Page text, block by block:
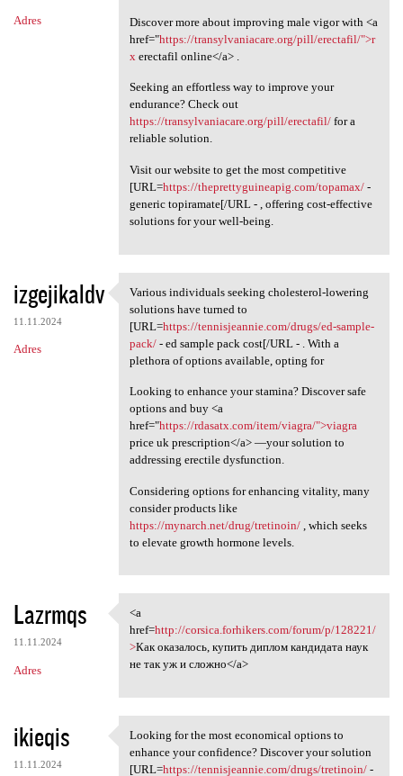
Adres
Discover more about improving male vigor with <a
href="https://transylvaniacare.org/pill/erectafil/">r
x erectafil online</a> .
Seeking an effortless way to improve your
endurance? Check out
https://transylvaniacare.org/pill/erectafil/for a
reliable solution.
Visit our website to get the most competitive
[URL=https://theprettyguineapig.com/topamax/-
generic topiramate[/URL - , offering cost-effective
solutions for your well-being.
izgejikaldv
11.11.2024
Adres
Various individuals seeking
Various individuals seeking cholesterol-lowering
solutions have turned to
[URL=https://tennisjeannie.com/drugs/ed-sample-
pack/- ed sample pack cost[/URL - . With a
plethora of options available, opting for
Looking to enhance your stamina? Discover safe
options and buy <a
href="https://rdasatx.com/item/viagra/">viagra
price uk prescription</a> —your solution to
addressing erectile dysfunction.
Considering options for enhancing vitality, many
consider products like
https://mynarch.net/drug/tretinoin/, which seeks
to elevate growth hormone levels.
Lazrmqs
11.11.2024
Adres
<a href=http://corsica
<a
href=http://corsica.forhikers.com/forum/p/128221/
>Как оказалось, купить диплом кандидата наук
не так уж и сложно</a>
ikieqis
11.11.2024
Looking for the most
Looking for the most economical options to
enhance your confidence? Discover your solution
[URL=https://tennisjeannie.com/drugs/tretinoin/-